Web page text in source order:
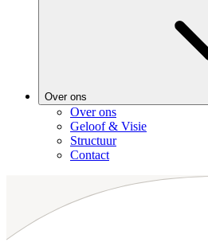
Over ons
Over ons
Geloof & Visie
Structuur
Contact